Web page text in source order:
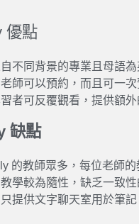
優點
不同背景的專業且母語
師可以預約，而且可一
者可反覆觀看，提供額外
缺點
的教師眾多，每位老師
學較為隨性，缺乏一致
提供文字聊天室用於筆